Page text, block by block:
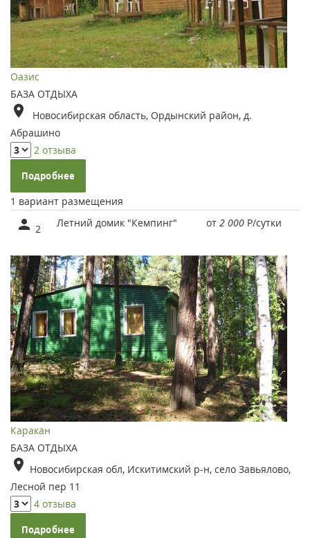
Оазис
БАЗА ОТДЫХА
Новосибирская область, Ордынский район, д.
Абрашино
2 отзыва
Подробнее
1 вариант размещения
2 Летний домик "Кемпинг" от 2 000 Р/сутки
Каракан
БАЗА ОТДЫХА
Новосибирская обл, Искитимский р-н, село Завьялово,
Лесной пер 11
4 отзыва
Подробнее